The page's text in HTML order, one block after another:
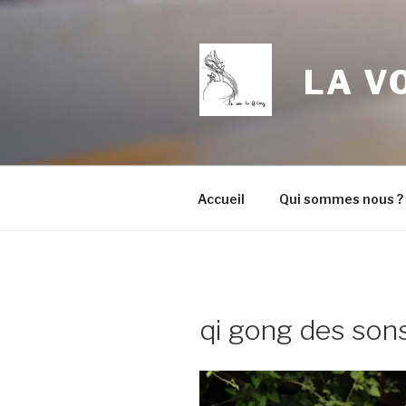
Aller
LA
Accueil Qui sommes nous ?
qi gong des